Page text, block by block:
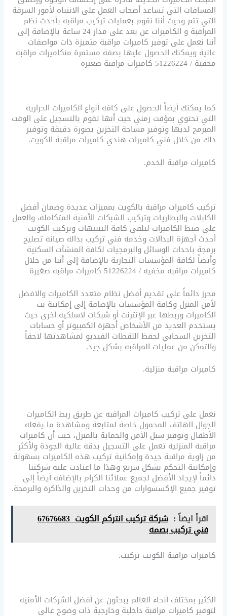
المسافات التي تساعد أصحاب العمل على الانتباه لأمور السرقة
التي تتم وحيث أننا نقوم بعمليات تركيب مراقبة بأحدث نظم
المراقبة و الكاميرات عن بعد على مدار 24 ساعة بالإضافة إلى
أننا نعمل على توفير كاميرات مراقبة متميزة ذات مواصفات
عالية ويمكنك الحصول عليها بصفة مستمرة منكاميرات مراقبة
مخفية / 51226224 كاميرات مراقبة صغيرة
كما يمكنك أيضاً الحصول على كافة أنواع الكاميرات الحرارية
التي تحتوي بمؤقت زمني حيث أنها تقوم بالتسجيل على الوقت
المبرمج لديها وتوفير مساحة التخزين بصورة دقيقة وتوفير
ذلك من خلال فني كاميرات هندي كاميرات مراقبة الكويت.
كاميرات مراقبة الخدم.
تركيب كاميرات مراقبة بالكويت بمميزات عديدة وضمان أفضل
الكابلات والبطاريات وتركيب الشبكات الأمنية المتكاملة، والعمل
على ضبط الكاميرات لتلقي كافة التنبيهات وتركيب الكويت
أحدث أجهزة البدالات وخدمة فني تركيب بدالة صيانة تصليح
برمجة باحداث الوسائل والبرمجيات لكافة المنشآت السكنية
وأيضاً لكافة المؤسسات التجارية بالإضافة إلى أننا من خلال
كاميرات مراقبة مخفية / 51226224 كاميرات مراقبة صغيرة
محرز دائماً على تقديم أفضل نظام متعدد الكاميرات والافضل
لأمن المنزل وكافة المؤسسات بالإضافة إلى إمكانية بث
الكاميرات وربطها عبر الإنترنت أو شبكات لاسلكية اخرى حيث
يستخدم العديد من الأشخاص أجهزة الكمبيوتر أو حسابات
التخزين السحابي لحفظ اللقطات الفيديو لمشاهدتها لاحقاً
والتمكن من عمليات المراقبة بشكل جيد.
كاميرات مراقبة منزلية.
نعمل على تركيب كاميرات المراقبه عن طريق ربط الكاميرات
الجوال الهاتف المحمول خاصة لمتابعة ومشاهدة ما يفعله
الأطفال وتوفير سبل الأمن والحماية بالمنزل، حيث أن كاميرات
مراقبة المنزلية تعمل على التسجيل بدقة عالية الجودة ولأكثر
من زاوية مراقبة جيدة وإمكانية تركيب هذه الكاميرات بسهولة
وإمكانية التحكم بشكل سريع وهذا ما اعتادت عليه شركتنا
دائماً لإيجاد الأفضل لجميع عملائنا الكرام بالإضافة أيضاً إلى
توفير جميع الإكسسوارات من وحدات التخزين والذاكرة والبرمجة.
اقرأ ايضاً : شركة تركيب انتركم الكويت 67676683
فني تركيب بصمه
كاميرات مراقبة الكويت تركيب.
الكثير بمختلف أنحاء العالم يبحثون عن أفضل الشركات الأمنية
لتوفير كاميرات مراقبة داخلية وخارجية ذات وضوح عالي